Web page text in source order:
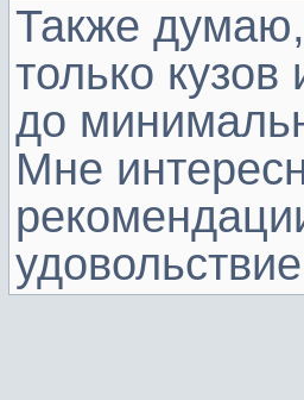
Также думаю,
только
до
Мне